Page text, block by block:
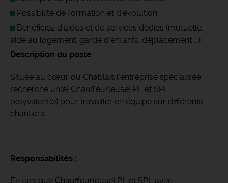
Possibilité de formation et d'évolution
Bénéficiez d'aides et de services dédiés (mutuelle,
aide au logement, garde d'enfants, déplacement ...)
Description du poste
Située au cœur du Chablais,l'entreprise spécialisée
recherche un(e) Chauffeur(euse) PL et SPL
polyvalent(e) pour travailler en équipe sur différents
chantiers.
Responsabilités :
En tant que Chauffeur(euse) PL et SPL avec